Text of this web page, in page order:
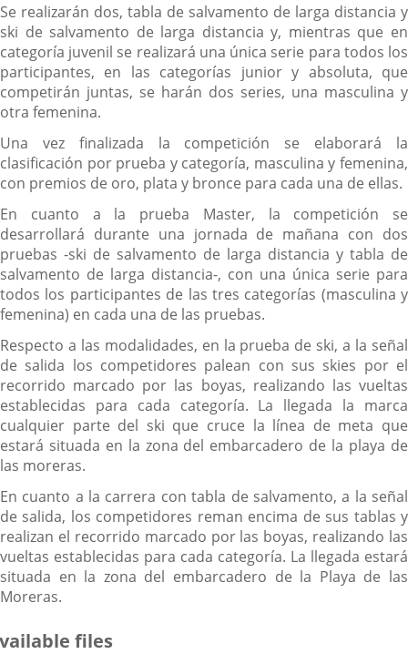
Se realizarán dos, tabla de salvamento de larga distancia y
ski de salvamento de larga distancia y, mientras que en
categoría juvenil se realizará una única serie para todos los
participantes, en las categorías junior y absoluta, que
competirán juntas, se harán dos series, una masculina y
otra femenina.
Una vez finalizada la competición se elaborará la
clasificación por prueba y categoría, masculina y femenina,
con premios de oro, plata y bronce para cada una de ellas.
En cuanto a la prueba Master, la competición se
desarrollará durante una jornada de mañana con dos
pruebas -ski de salvamento de larga distancia y tabla de
salvamento de larga distancia-, con una única serie para
todos los participantes de las tres categorías (masculina y
femenina) en cada una de las pruebas.
Respecto a las modalidades, en la prueba de ski, a la señal
de salida los competidores palean con sus skies por el
recorrido marcado por las boyas, realizando las vueltas
establecidas para cada categoría. La llegada la marca
cualquier parte del ski que cruce la línea de meta que
estará situada en la zona del embarcadero de la playa de
las moreras.
En cuanto a la carrera con tabla de salvamento, a la señal
de salida, los competidores reman encima de sus tablas y
realizan el recorrido marcado por las boyas, realizando las
vueltas establecidas para cada categoría. La llegada estará
situada en la zona del embarcadero de la Playa de las
Moreras.
files